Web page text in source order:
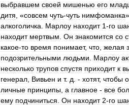
выбравшем своей мишенью его
дитя , «совсем чуть-чуть нимфоманка
алкоголичка
Марлоу находит 1-го
находит мертвым Он знакомится со
какое-то время понимает, что желая
подозрительными людьми Марлоу
несколько трупов спустя приходит к
генерал Вивьен и т. д . - хотят, чтобы
личные принципы а главное - все
ему подчиниться Он находит 2-го